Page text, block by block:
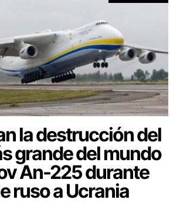
la destrucción del
grande del mundo
An-225 durante
ruso a Ucrania